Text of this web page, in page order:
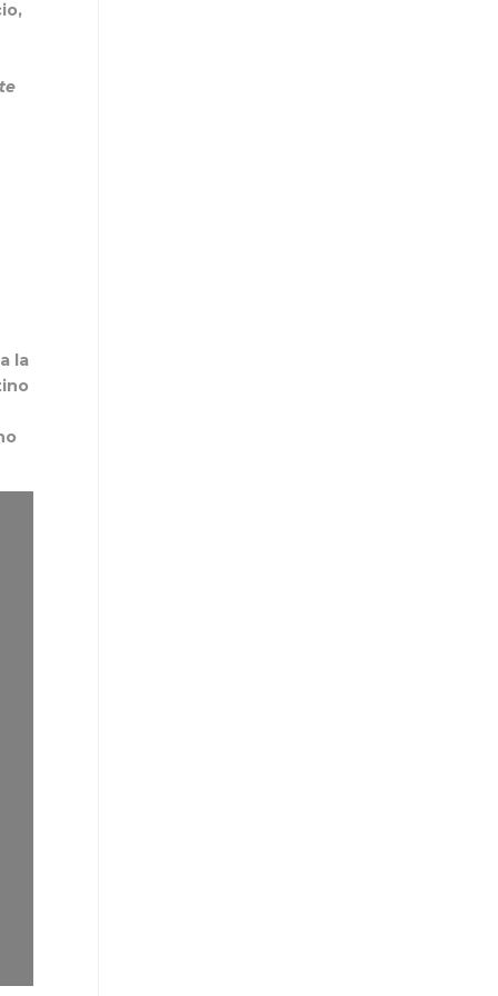
la